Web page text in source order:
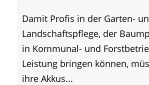
Damit Profis in der Garten-
Landschaftspflege, der
in Kommunal- und
Leistung bringen können,
ihre Akkus...